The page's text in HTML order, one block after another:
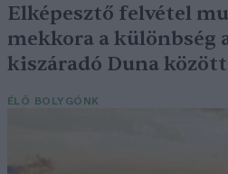
Elképesztő felvétel
mekkora a különbség
kiszáradó Duna között
ÉLŐ BOLYGÓNK